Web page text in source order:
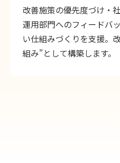
改善施策の優先度づけ・
運用部門へのフィードバ
い仕組みづくりを支援。
組み”として構築します。